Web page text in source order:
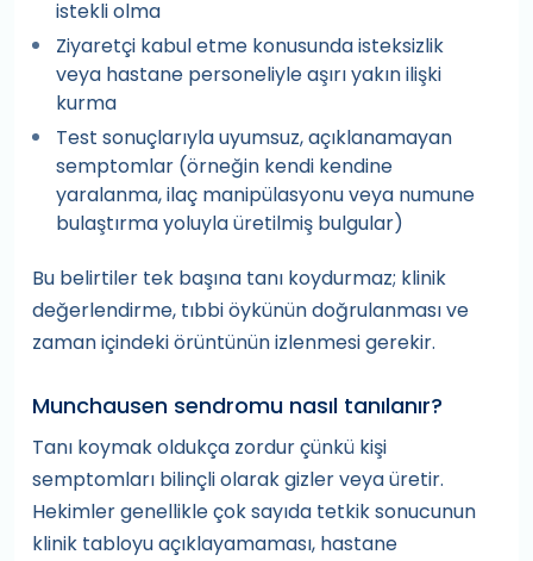
istekli olma
Ziyaretçi kabul etme konusunda isteksizlik
veya hastane personeliyle aşırı yakın ilişki
kurma
Test sonuçlarıyla uyumsuz, açıklanamayan
semptomlar (örneğin kendi kendine
yaralanma, ilaç manipülasyonu veya numune
bulaştırma yoluyla üretilmiş bulgular)
Bu belirtiler tek başına tanı koydurmaz; klinik
değerlendirme, tıbbi öykünün doğrulanması ve
zaman içindeki örüntünün izlenmesi gerekir.
Munchausen sendromu nasıl tanılanır?
Tanı koymak oldukça zordur çünkü kişi
semptomları bilinçli olarak gizler veya üretir.
Hekimler genellikle çok sayıda tetkik sonucunun
klinik tabloyu açıklayamaması, hastane